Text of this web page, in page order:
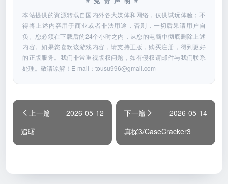
本站提供的资源转载自国内外各大媒体和网络，仅供试玩体验；不
得将上述内容用于商业或者非法用途，否则，一切后果请用户自
负。您必须在下载后的24个小时之内，从您的电脑中彻底删除上述
内容。如果您喜欢该游戏内容，请支持正版，购买注册，得到更好
的正版服务。我们非常重视版权问题，如有侵权请邮件与我们联系
处理。敬请谅解！E-mail：tousu996@gmail.com
上一篇
2026-05-12
追曙
下一篇
2026-05-14
真探3/CaseCracker3